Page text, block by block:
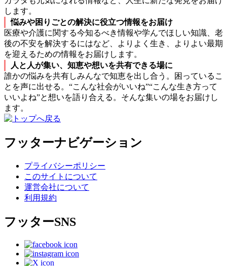
します。
悩みや困りごとの解決に役立つ情報をお届け
医療や介護に関する今知るべき情報や学んでほしい知識、老
後の不安を解決するにはなど、よりよく生き、よりよい最期
を迎えるための情報をお届けします。
人と人が集い、知恵や想いを共有できる場に
誰かの悩みを共有しみんなで知恵を出し合う。困っているこ
とを声に出せる。“こんな社会がいいね”“こんな生き方って
いいよね”と想いを語り合える。そんな集いの場をお届けし
ます。
フッターナビゲーション
プライバシーポリシー
このサイトについて
運営会社について
利用規約
フッターSNS